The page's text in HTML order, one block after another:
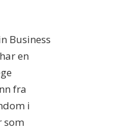
Business
en
fra
i
som